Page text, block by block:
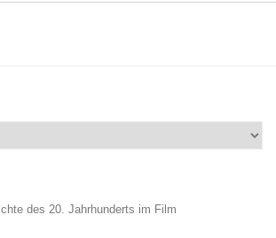
des 20. Jahrhunderts im Film